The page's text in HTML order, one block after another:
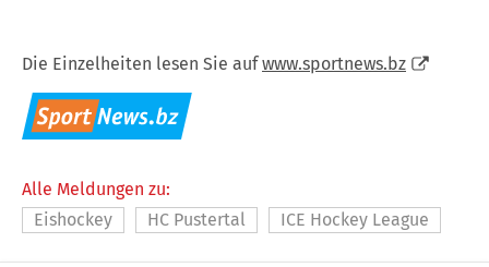
Die Einzelheiten lesen Sie aufwww.sportnews.bz
Alle Meldungen zu:
Eishockey
HC Pustertal ICE Hockey League